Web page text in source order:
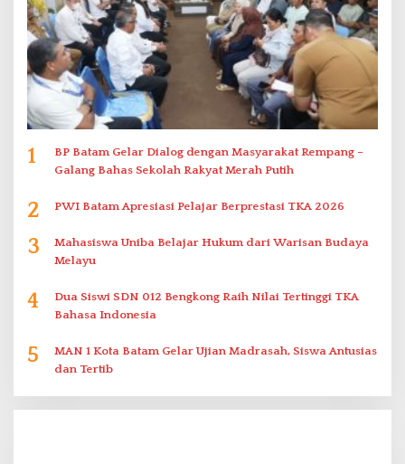
1
BP Batam Gelar Dialog dengan Masyarakat Rempang –
Galang Bahas Sekolah Rakyat Merah Putih
2 PWI Batam Apresiasi Pelajar Berprestasi TKA 2026
3
Mahasiswa Uniba Belajar Hukum dari Warisan Budaya
Melayu
4
Dua Siswi SDN 012 Bengkong Raih Nilai Tertinggi TKA
Bahasa Indonesia
5
MAN 1 Kota Batam Gelar Ujian Madrasah, Siswa Antusias
dan Tertib